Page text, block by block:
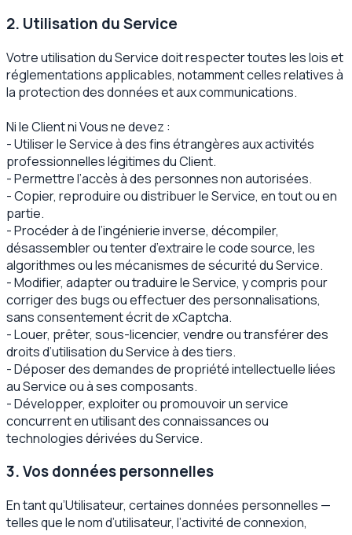
2. Utilisation du Service
Votre utilisation du Service doit respecter toutes les lois et
réglementations applicables, notamment celles relatives à
la protection des données et aux communications.
Ni le Client ni Vous ne devez :
- Utiliser le Service à des fins étrangères aux activités
professionnelles légitimes du Client.
- Permettre l’accès à des personnes non autorisées.
- Copier, reproduire ou distribuer le Service, en tout ou en
partie.
- Procéder à de l’ingénierie inverse, décompiler,
désassembler ou tenter d’extraire le code source, les
algorithmes ou les mécanismes de sécurité du Service.
- Modifier, adapter ou traduire le Service, y compris pour
corriger des bugs ou effectuer des personnalisations,
sans consentement écrit de xCaptcha.
- Louer, prêter, sous-licencier, vendre ou transférer des
droits d’utilisation du Service à des tiers.
- Déposer des demandes de propriété intellectuelle liées
au Service ou à ses composants.
- Développer, exploiter ou promouvoir un service
concurrent en utilisant des connaissances ou
technologies dérivées du Service.
3. Vos données personnelles
En tant qu’Utilisateur, certaines données personnelles —
telles que le nom d’utilisateur, l’activité de connexion,